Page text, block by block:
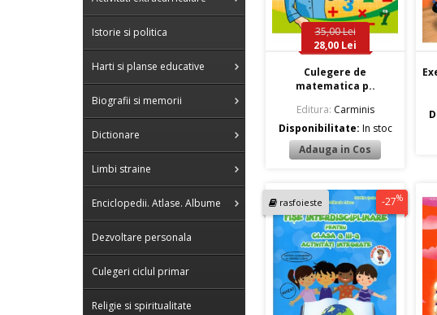
Istorie si politica
Harti si planse educative
Biografii si memorii
Dictionare
Limbi straine
Enciclopedii. Atlase. Albume
Dezvoltare personala
Culegeri ciclul primar
Religie si spiritualitate
35,00 Lei
28,00 Lei
Culegere de
matematica p..
Editura: Carminis
Disponibilitate: In stoc
rasfoieste -27%